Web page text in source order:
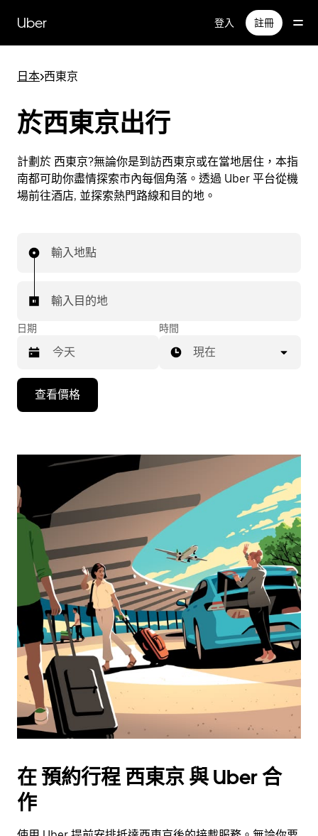
Uber 登入 註冊
日本>西東京
於西東京出行
計劃於 西東京?無論你是到訪西東京或在當地居住，本指
南都可助你盡情探索市內每個角落。透過 Uber 平台從機
場前往酒店, 並探索熱門路線和目的地。
輸入地點
輸入目的地
日期
下
箭
鍵，
即
選
擇
日
期。
下
Esc
即
可
關
閉
時間
現在
查看價格
在 預約行程 西東京 與 Uber 合
作